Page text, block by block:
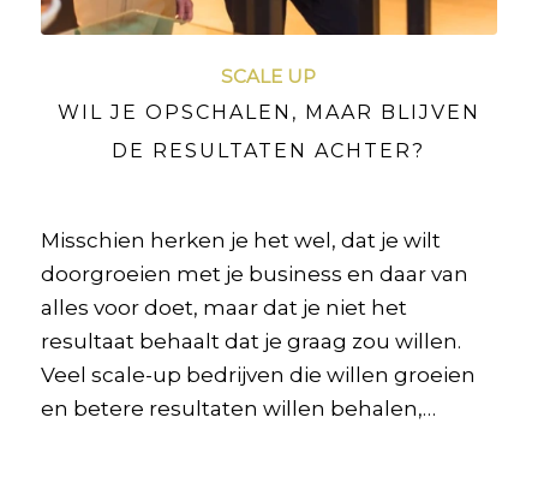
SCALE UP
WIL JE OPSCHALEN, MAAR BLIJVEN
DE RESULTATEN ACHTER?
Misschien herken je het wel, dat je wilt
doorgroeien met je business en daar van
alles voor doet, maar dat je niet het
resultaat behaalt dat je graag zou willen.
Veel scale-up bedrijven die willen groeien
en betere resultaten willen behalen,…